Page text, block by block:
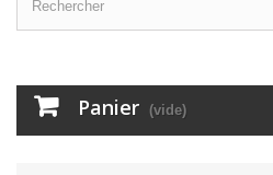
Panier (vide)